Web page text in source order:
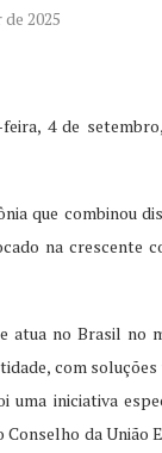
2025
4 de
que combinou
na crescente
atua no Brasil no
com soluções
iniciativa
da União